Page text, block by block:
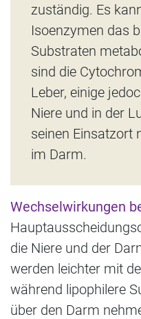
zuständig. Es
Isoenzymen das
Substraten
sind die
Leber, einige
Niere und in der
seinen Einsatzort
im Darm.
Wechselwirkungen
die Niere und der
werden leichter mit
während lipophilere
über den Darm